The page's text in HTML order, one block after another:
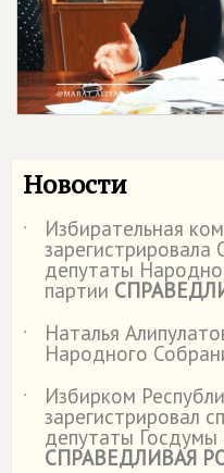
Новости
˙ Избирательная
зарегистрировала
депутаты
партии
˙
Наталья
Народного
˙
Избирком
зарегистрировал
депутаты
СПРАВЕДЛИВАЯ